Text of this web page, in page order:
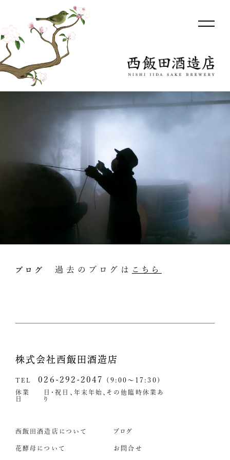
ブログ 過去のブログは こちら
株式会社西飯田酒造店
TEL 026-292-2047 (9:00～17:30)
休業
日
日・祝日、年末年始、その他臨時休業あ
り
西飯田酒造店について
花酵母について
ブログ
お問合せ